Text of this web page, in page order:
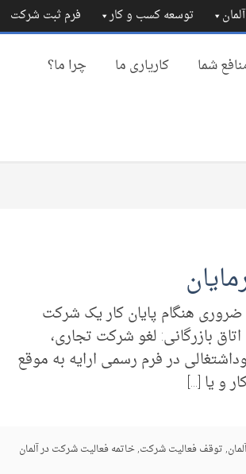
توسعه کسب و کار فرم ثبت شرکت
شما کاریاری ما چرا ما؟
هنگام پایان کار یک شرکت
اتاق بازرگانی: لغو شرکت تجاری،
در فرم رسمی ارایه به موقع
و یا […]
,توقف فعالیت شرکت,خاتمه فعالیت شرکت در آلمان